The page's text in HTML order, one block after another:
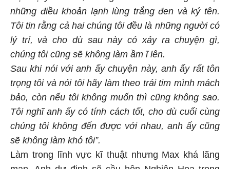
những điều khoản lạnh lùng trắng đen và ký tên.
Tôi tin rằng cả hai chúng tôi đều là những người có
lý trí, và cho dù sau này có xảy ra chuyện gì,
chúng tôi cũng sẽ không làm ầm ĩ lên.
Sau khi nói với anh ấy chuyện này, anh ấy rất tôn
trọng tôi và nói tôi hãy làm theo trái tim mình mách
bảo, còn nếu tôi không muốn thì cũng không sao.
Tôi nghĩ anh ấy có tính cách tốt, cho dù cuối cùng
chúng tôi không đến được với nhau, anh ấy cũng
sẽ không làm khó tôi”.
Làm trong lĩnh vực kĩ thuật nhưng Max khá lãng